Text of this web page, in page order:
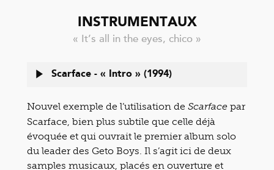
INSTRUMENTAUX
« It’s all in the eyes, chico »
Scarface - « Intro » (1994)
Nouvel exemple de l’utilisation de Scarface par
Scarface, bien plus subtile que celle déjà
évoquée et qui ouvrait le premier album solo
du leader des Geto Boys. Il s’agit ici de deux
samples musicaux, placés en ouverture et